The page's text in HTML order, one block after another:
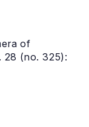
of
28 (no. 325):